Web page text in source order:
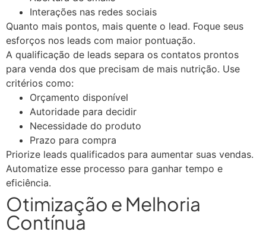
Interações nas redes sociais
Quanto mais pontos, mais quente o lead. Foque seus
esforços nos leads com maior pontuação.
A qualificação de leads separa os contatos prontos
para venda dos que precisam de mais nutrição. Use
critérios como:
Orçamento disponível
Autoridade para decidir
Necessidade do produto
Prazo para compra
Priorize leads qualificados para aumentar suas vendas.
Automatize esse processo para ganhar tempo e
eficiência.
Otimização e Melhoria
Contínua